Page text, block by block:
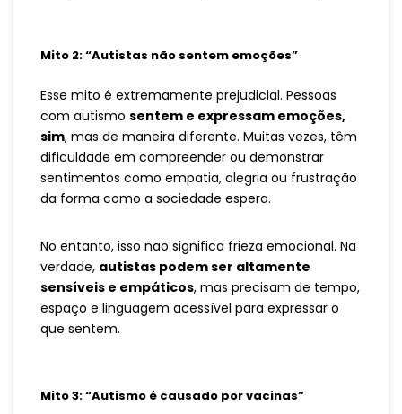
Mito 2: “Autistas não sentem emoções”
Esse mito é extremamente prejudicial. Pessoas
com autismo sentem e expressam emoções,
sim, mas de maneira diferente. Muitas vezes, têm
dificuldade em compreender ou demonstrar
sentimentos como empatia, alegria ou frustração
da forma como a sociedade espera.
No entanto, isso não significa frieza emocional. Na
verdade, autistas podem ser altamente
sensíveis e empáticos, mas precisam de tempo,
espaço e linguagem acessível para expressar o
que sentem.
Mito 3: “Autismo é causado por vacinas”